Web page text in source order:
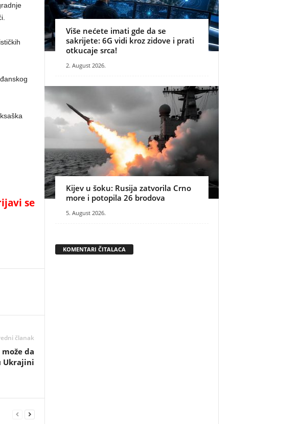
se
članak
da
Ukrajini
Više nećete imati gde da se
sakrijete: 6G vidi kroz zidove i prati
otkucaje srca!
2. August 2026.
Kijev u šoku: Rusija zatvorila Crno
more i potopila 26 brodova
5. August 2026.
KOMENTARI ČITALACA